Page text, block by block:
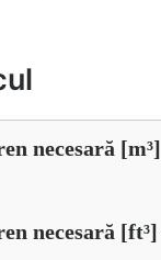
necesară [m³]
necesară [ft³]